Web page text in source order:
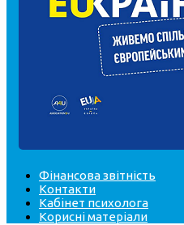
Фінансова звітність
Контакти
Кабінет психолога
Корисні матеріали